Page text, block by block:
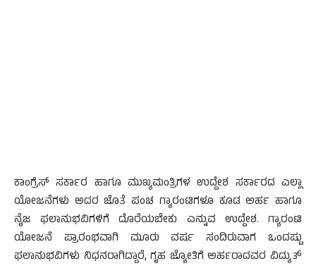
ಕಾಂಗ್ರೆಸ್ ಸರ್ಕಾರ ಹಾಗೂ ಮುಖ್ಯಮಂತ್ರಿಗಳ ಉದ್ದೇಶ ಸರ್ಕಾರದ ಎಲ್ಲಾ
ಯೋಜನೆಗಳು ಅದರ ಜೊತೆ ಪಂಚ ಗ್ಯಾರಂಟಿಗಳೂ ಕೂಡ ಅರ್ಹ ಹಾಗೂ
ನೈಜ ಫಲಾನುಭವಿಗಳಿಗೆ ದೊರೆಯಬೇಕು ಎನ್ನುವ ಉದ್ದೇಶ. ಗ್ಯಾರಂಟಿ
ಯೋಜನೆ ಪ್ರಾರಂಭವಾಗಿ ಮೂರು ವರ್ಷ ಸಂದಿರುವಾಗ ಒಂದಷ್ಟು
ಫಲಾನುಭವಿಗಳು ನಿಧನರಾಗಿದ್ದಾರೆ, ಗೃಹ ಜ್ಯೋತಿಗೆ ಅರ್ಹರಾದವರ ವಿದ್ಯುತ್